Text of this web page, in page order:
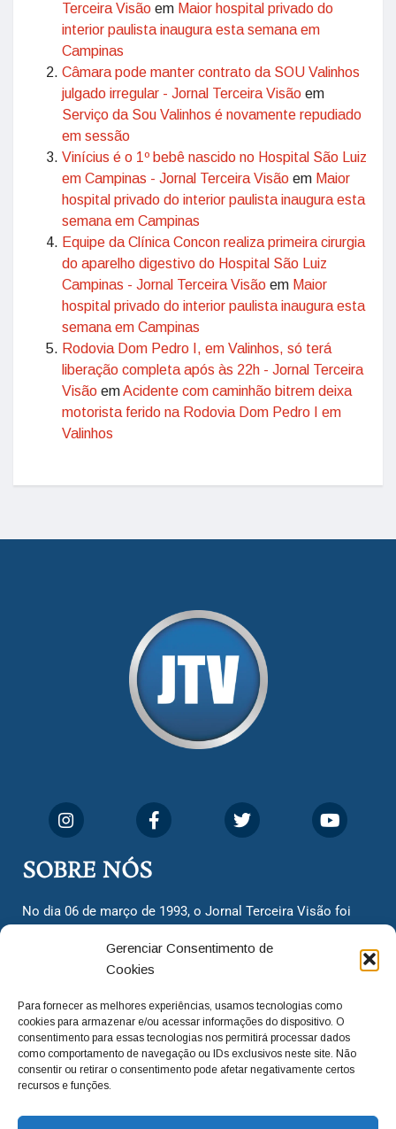
Gerenciar Consentimento de
Cookies
Para fornecer as melhores experiências, usamos tecnologias como
cookies para armazenar e/ou acessar informações do dispositivo. O
consentimento para essas tecnologias nos permitirá processar dados
como comportamento de navegação ou IDs exclusivos neste site. Não
consentir ou retirar o consentimento pode afetar negativamente certos
recursos e funções.
Terceira Visão em Maior hospital privado do
interior paulista inaugura esta semana em
Campinas
Câmara pode manter contrato da SOU Valinhos
julgado irregular - Jornal Terceira Visão em
Serviço da Sou Valinhos é novamente repudiado
em sessão
Vinícius é o 1º bebê nascido no Hospital São Luiz
em Campinas - Jornal Terceira Visão em Maior
hospital privado do interior paulista inaugura esta
semana em Campinas
Equipe da Clínica Concon realiza primeira cirurgia
do aparelho digestivo do Hospital São Luiz
Campinas - Jornal Terceira Visão em Maior
hospital privado do interior paulista inaugura esta
semana em Campinas
Rodovia Dom Pedro I, em Valinhos, só terá
liberação completa após às 22h - Jornal Terceira
Visão emAcidente com caminhão bitrem deixa
motorista ferido na Rodovia Dom Pedro I em
Valinhos
SOBRE NÓS
No dia 06 de março de 1993, o Jornal Terceira Visão foi
cidadãos valinhenses, já que naquela época só existiam
dois jornais. Há mais de 30 anos, o jornal continua
com o foco de trazer as melhores notícias. Nunca
deixamos de lado as necessidades do cidadão, sempre
questionando os órgãos públicos em busca de melhorias
para a cidade e sempre cobrando resoluções para casos